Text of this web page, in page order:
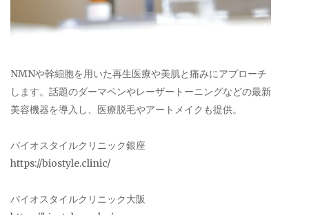
NMNや幹細胞を用いた再生医療や美肌と痛みにアプローチ
します。話題のダーマペンやレーザートーニングなどの最新
美容機器を導入し、医療脱毛やアートメイクも提供。
バイオスタイルクリニック銀座
https://biostyle.clinic/
バイオスタイルクリニック大阪